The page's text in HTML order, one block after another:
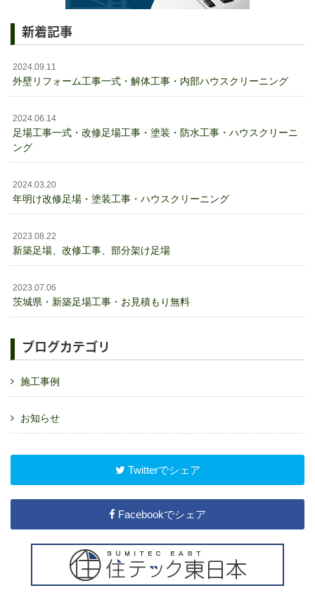
新着記事
2024.09.11
外壁リフォーム工事一式・解体工事・内部ハウスクリーニング
2024.06.14
足場工事一式・改修足場工事・塗装・防水工事・ハウスクリーニ
ング
2024.03.20
年明け改修足場・塗装工事・ハウスクリーニング
2023.08.22
新築足場、改修工事、部分架け足場
2023.07.06
茨城県・新築足場工事・お見積もり無料
ブログカテゴリ
施工事例
お知らせ
Twitterでシェア
Facebookでシェア